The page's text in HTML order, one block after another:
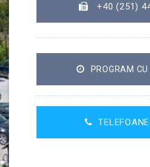
+40 (251)
PROGRAM CU